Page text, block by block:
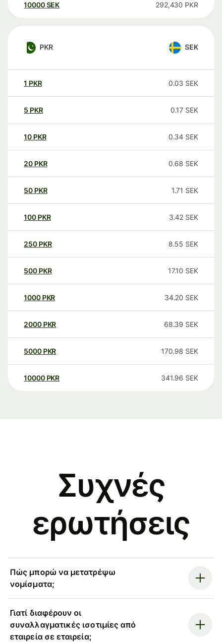
10000 SEK 292,430 PKR
PKR SEK
1 PKR 0.03 SEK
5 PKR 0.17 SEK
10 PKR 0.34 SEK
20 PKR 0.68 SEK
50 PKR 1.71 SEK
100 PKR 3.42 SEK
250 PKR 8.55 SEK
500 PKR 17.10 SEK
1000 PKR 34.20 SEK
2000 PKR 68.39 SEK
5000 PKR 170.98 SEK
10000 PKR 341.96 SEK
Συχνές
ερωτήσεις
Πώς μπορώ να μετατρέψω
νομίσματα;
Γιατί διαφέρουν οι
συναλλαγματικές ισοτιμίες από
εταιρεία σε εταιρεία;